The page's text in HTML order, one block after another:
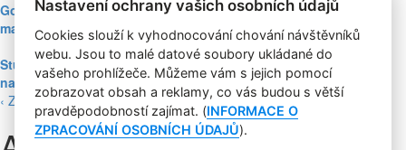
Google Nano Banana nabízí dosud největší potenciál pro
marketing mezi genAI modely pro tvorbu obrázků
Studie: Využívání generativní AI mezi spotřebiteli při online
nakupování prudce roste
‹ Zpět
Nastavení ochrany vašich osobních údajů
Cookies slouží k vyhodnocování chování návštěvníků
webu. Jsou to malé datové soubory ukládané do
vašeho prohlížeče. Můžeme vám s jejich pomocí
zobrazovat obsah a reklamy, co vás budou s větší
pravděpodobností zajímat. (INFORMACE O
ZPRACOVÁNÍ OSOBNÍCH ÚDAJŮ).